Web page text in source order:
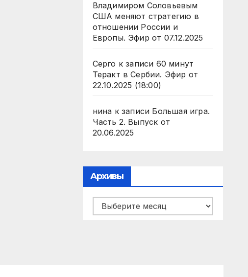
Владимиром Соловьевым
США меняют стратегию в
отношении России и
Европы. Эфир от 07.12.2025
Серго к записи 60 минут
Теракт в Сербии. Эфир от
22.10.2025 (18:00)
нина к записи Большая игра.
Часть 2. Выпуск от
20.06.2025
Архивы
Архивы